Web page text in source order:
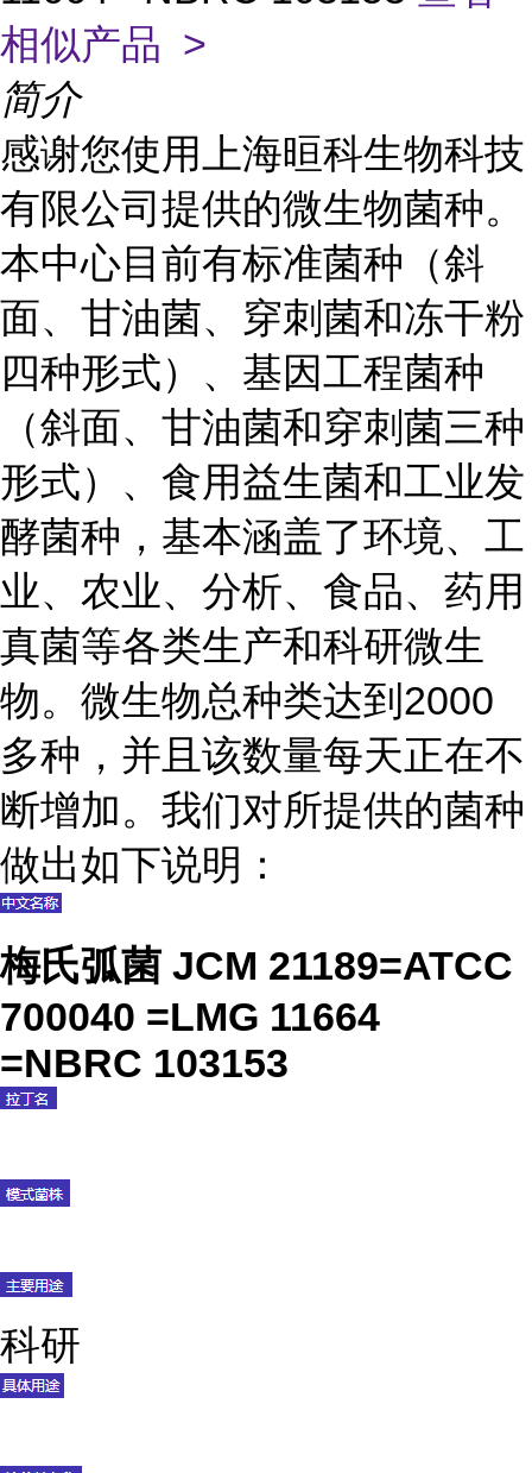
相似产品 >
简介
感谢您使用上海晅科生物科技
有限公司提供的微生物菌种。
本中心目前有标准菌种（斜
面、甘油菌、穿刺菌和冻干粉
四种形式）、基因工程菌种
（斜面、甘油菌和穿刺菌三种
形式）、食用益生菌和工业发
酵菌种，基本涵盖了环境、工
业、农业、分析、食品、药用
真菌等各类生产和科研微生
物。微生物总种类达到2000
多种，并且该数量每天正在不
断增加。我们对所提供的菌种
做出如下说明：
梅氏弧菌 JCM 21189=ATCC
700040 =LMG 11664
=NBRC 103153
科研